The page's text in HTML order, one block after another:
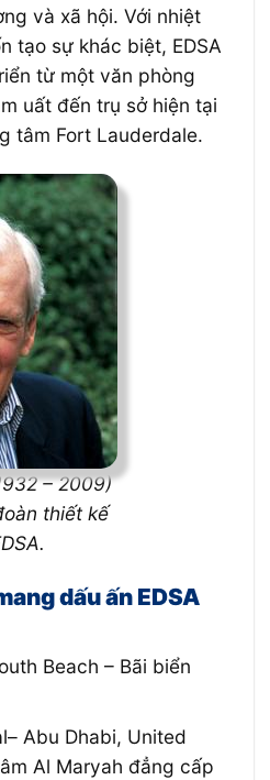
và xã hội. Với nhiệt
tạo sự khác biệt, EDSA
từ một văn phòng
uất đến trụ sở hiện tại
tâm Fort Lauderdale.
– 2009)
thiết kế
dấu ấn EDSA
Beach – Bãi biển
Abu Dhabi, United
Al Maryah đẳng cấp